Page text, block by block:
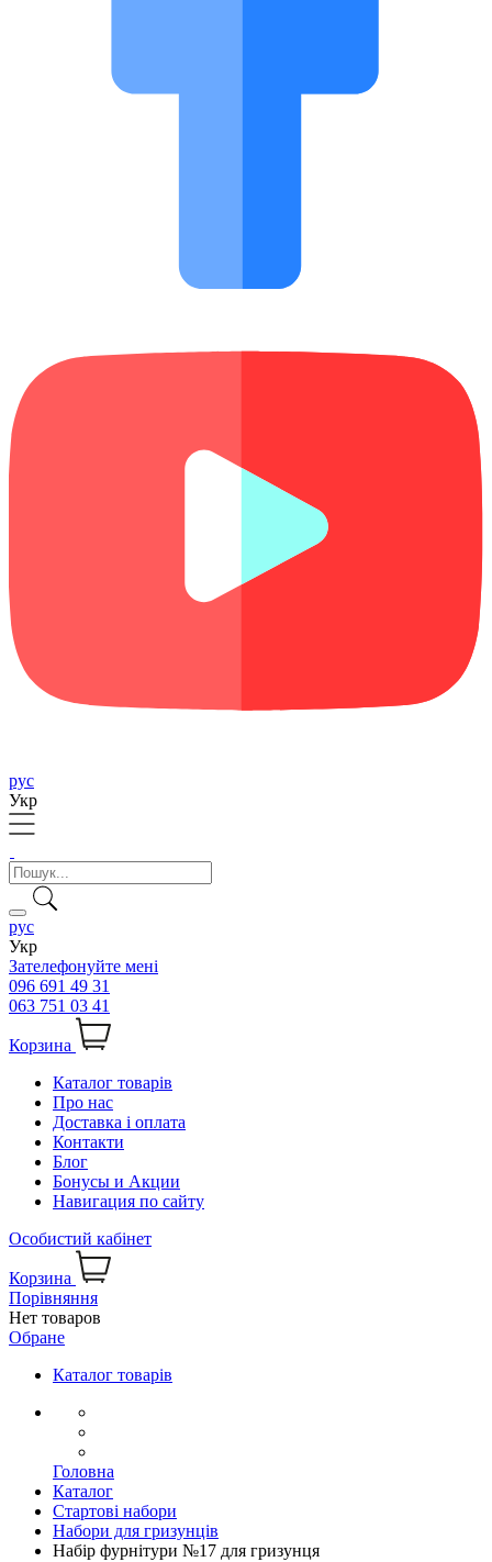
рус
Укр
рус
Укр
Зателефонуйте мені
096 691 49 31
063 751 03 41
Корзина
Каталог товарів
Про нас
Доставка і оплата
Контакти
Блог
Бонусы и Акции
Навигация по сайту
Особистий кабінет
Корзина
Порівняння
Нет товаров
Обране
Каталог товарів
Головна
Каталог
Стартові набори
Набори для гризунців
Набір фурнітури №17 для гризунця